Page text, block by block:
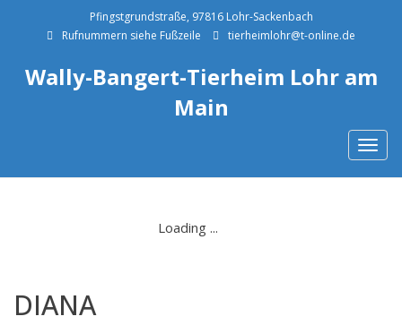
Pfingstgrundstraße, 97816 Lohr-Sackenbach
Rufnummern siehe Fußzeile
tierheimlohr@t-online.de
Wally-Bangert-Tierheim Lohr am
Main
DIANA